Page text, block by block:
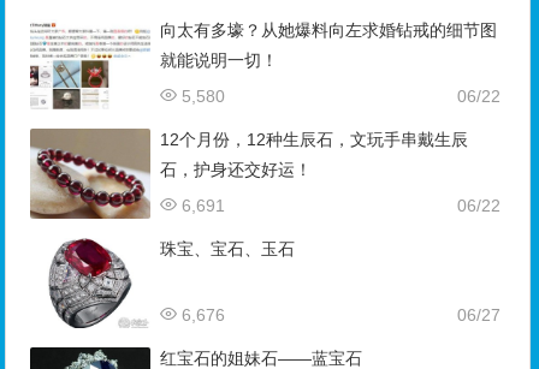
向太有多壕？从她爆料向左求婚钻戒的细节图
就能说明一切！
06/22
5,580
12个月份，12种生辰石，文玩手串戴生辰
石，护身还交好运！
06/22
6,691
珠宝、宝石、玉石
06/27
6,676
红宝石的姐妹石——蓝宝石